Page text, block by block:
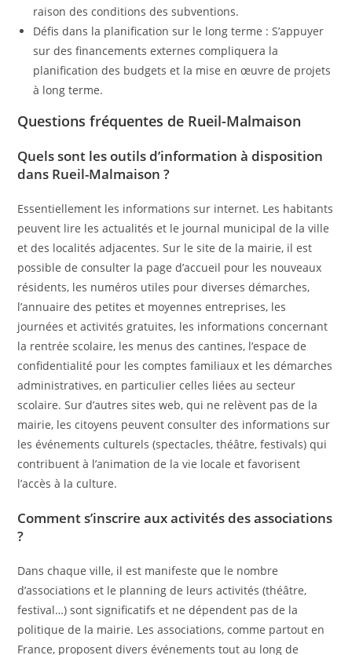
raison des conditions des subventions.
Défis dans la planification sur le long terme : S’appuyer
sur des financements externes compliquera la
planification des budgets et la mise en œuvre de projets
à long terme.
Questions fréquentes de Rueil-Malmaison
Quels sont les outils d’information à disposition
dans Rueil-Malmaison ?
Essentiellement les informations sur internet. Les habitants
peuvent lire les actualités et le journal municipal de la ville
et des localités adjacentes. Sur le site de la mairie, il est
possible de consulter la page d’accueil pour les nouveaux
résidents, les numéros utiles pour diverses démarches,
l’annuaire des petites et moyennes entreprises, les
journées et activités gratuites, les informations concernant
la rentrée scolaire, les menus des cantines, l’espace de
confidentialité pour les comptes familiaux et les démarches
administratives, en particulier celles liées au secteur
scolaire. Sur d’autres sites web, qui ne relèvent pas de la
mairie, les citoyens peuvent consulter des informations sur
les événements culturels (spectacles, théâtre, festivals) qui
contribuent à l’animation de la vie locale et favorisent
l’accès à la culture.
Comment s’inscrire aux activités des associations
?
Dans chaque ville, il est manifeste que le nombre
d’associations et le planning de leurs activités (théâtre,
festival…) sont significatifs et ne dépendent pas de la
politique de la mairie. Les associations, comme partout en
France, proposent divers événements tout au long de